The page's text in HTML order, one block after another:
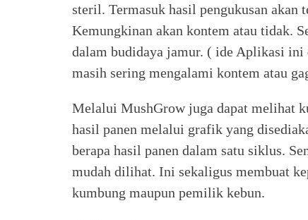
steril. Termasuk hasil pengukusan akan
Kemungkinan akan kontem atau tidak.
dalam budidaya jamur. ( ide Aplikasi ini
masih sering mengalami kontem atau
Melalui MushGrow juga dapat melihat
hasil panen melalui grafik yang
berapa hasil panen dalam satu siklus.
mudah dilihat. Ini sekaligus membuat
kumbung maupun pemilik kebun.